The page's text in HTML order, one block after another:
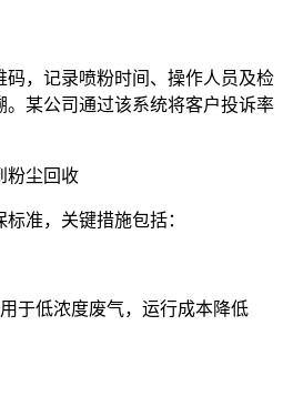
，记录喷粉时间、操作人员及检
某公司通过该系统将客户投诉率
粉尘回收
准，关键措施包括：
于低浓度废气，运行成本降低